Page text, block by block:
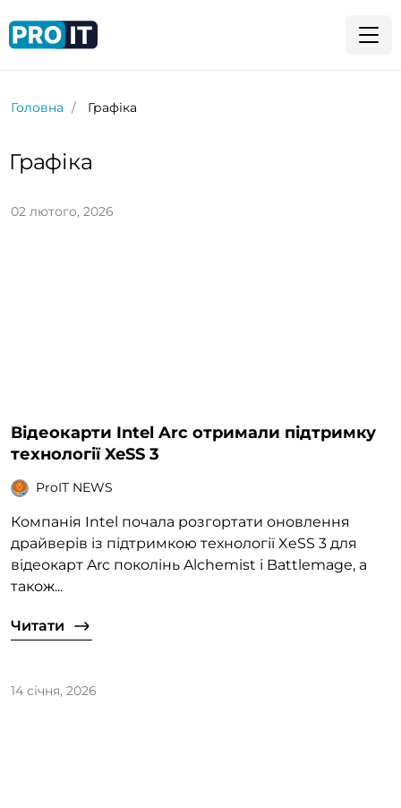
Головна Графіка
Графіка
02 лютого, 2026
Відеокарти Intel Arc отримали підтримку
технології XeSS 3
ProIT NEWS
Компанія Intel почала розгортати оновлення
драйверів із підтримкою технології XeSS 3 для
відеокарт Arc поколінь Alchemist і Battlemage, а
також...
Читати
14 січня, 2026